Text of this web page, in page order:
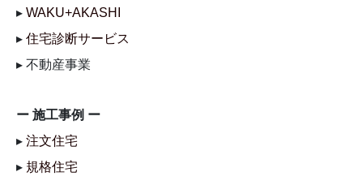
▸ WAKU+AKASHI
▸ 住宅診断サービス
▸ 不動産事業
ー 施工事例 ー
▸ 注文住宅
▸ 規格住宅